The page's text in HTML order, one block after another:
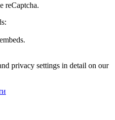
reCaptcha.
privacy settings in detail on our